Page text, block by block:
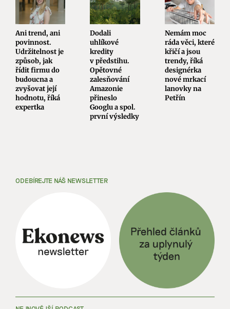
Ani trend, ani
povinnost.
Udržitelnost je
způsob, jak
řídit firmu do
budoucna a
zvyšovat její
hodnotu, říká
expertka
Dodali
uhlíkové
kredity
v předstihu.
Opětovné
zalesňování
Amazonie
přineslo
Googlu a spol.
první výsledky
Nemám moc
ráda věci, které
křičí a jsou
trendy, říká
designérka
nové mrkací
lanovky na
Petřín
ODEBÍREJTE NÁŠ NEWSLETTER